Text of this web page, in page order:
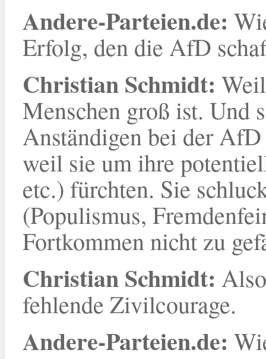
Andere-Parteien.de:
Erfolg, den die AfD
Christian Schmidt:
Menschen groß ist. Und
Anständigen bei der
weil sie um ihre
etc.) fürchten. Sie
(Populismus,
Fortkommen nicht zu
Christian Schmidt:
fehlende Zivilcourage.
Andere-Parteien.de: